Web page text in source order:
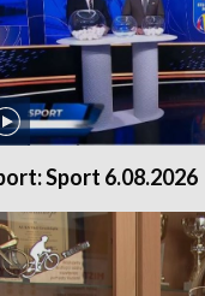
Sport 6.08.2026